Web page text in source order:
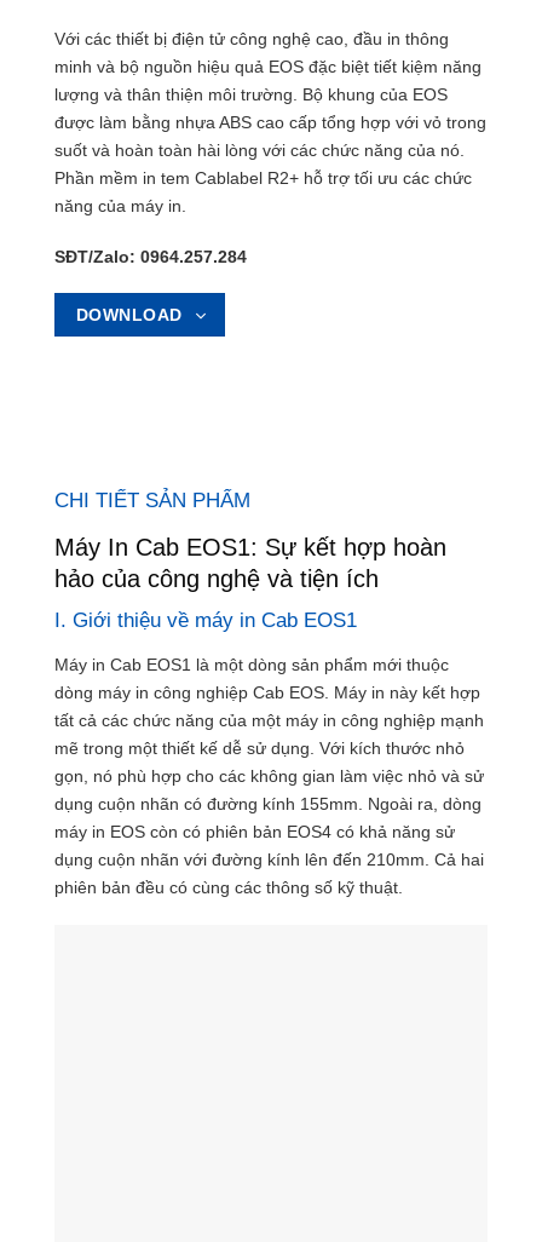
Với các thiết bị điện tử công nghệ cao, đầu in thông
minh và bộ nguồn hiệu quả EOS đặc biệt tiết kiệm năng
lượng và thân thiện môi trường. Bộ khung của EOS
được làm bằng nhựa ABS cao cấp tổng hợp với vỏ trong
suốt và hoàn toàn hài lòng với các chức năng của nó.
Phần mềm in tem Cablabel R2+ hỗ trợ tối ưu các chức
năng của máy in.
SĐT/Zalo: 0964.257.284
DOWNLOAD
CHI TIẾT SẢN PHẨM
Máy In Cab EOS1: Sự kết hợp hoàn
hảo của công nghệ và tiện ích
I. Giới thiệu về máy in Cab EOS1
Máy in Cab EOS1 là một dòng sản phẩm mới thuộc
dòng máy in công nghiệp Cab EOS. Máy in này kết hợp
tất cả các chức năng của một máy in công nghiệp mạnh
mẽ trong một thiết kế dễ sử dụng. Với kích thước nhỏ
gọn, nó phù hợp cho các không gian làm việc nhỏ và sử
dụng cuộn nhãn có đường kính 155mm. Ngoài ra, dòng
máy in EOS còn có phiên bản EOS4 có khả năng sử
dụng cuộn nhãn với đường kính lên đến 210mm. Cả hai
phiên bản đều có cùng các thông số kỹ thuật.